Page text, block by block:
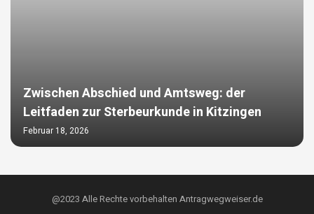
Zwischen Abschied und Amtsweg: der
Leitfaden zur Sterbeurkunde in Kitzingen
Februar 18, 2026
@2023 Alle Rechte vorbehalten Antragwegweiser.de